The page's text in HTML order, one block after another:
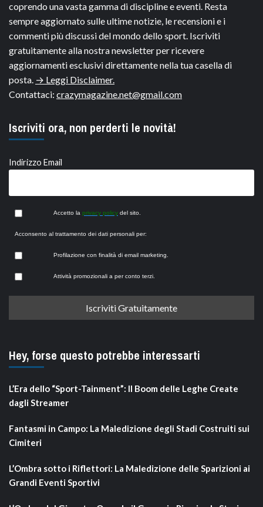
coprendo una vasta gamma di discipline e eventi. Resta
sempre aggiornato sulle ultime notizie, le recensioni e i
commenti più discussi del mondo dello sport. Iscriviti
gratuitamente alla nostra newsletter per ricevere
aggiornamenti esclusivi direttamente nella tua casella di
posta. → Leggi Disclaimer.
Contattaci: crazymagazine.net@gmail.com
Iscriviti ora, non perderti le novità!
Indirizzo Email
Accetto la privacy policy del sito.
Acconsento al trattamento dei dati personali per:
Profilazione con finalità di email marketing.
Attività promozionali a per conto terzi.
Hey, forse questo potrebbe interessarti
L’Era dello “Sport-Tainment”: Il Boom delle Leghe Create
dagli Streamer
Fantasmi in Campo: La Maledizione degli Stadi Costruiti sui
Cimiteri
L’Ombra sotto i Riflettori: La Maledizione delle Sparizioni ai
Grandi Eventi Sportivi